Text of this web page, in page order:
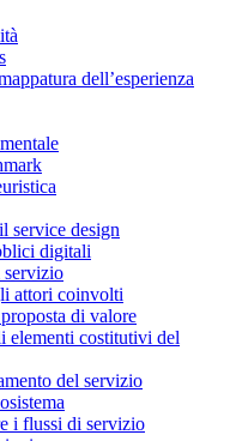
dell’esperienza
service design
digitali
attori coinvolti
di valore
elementi costitutivi del
del servizio
i flussi di servizio